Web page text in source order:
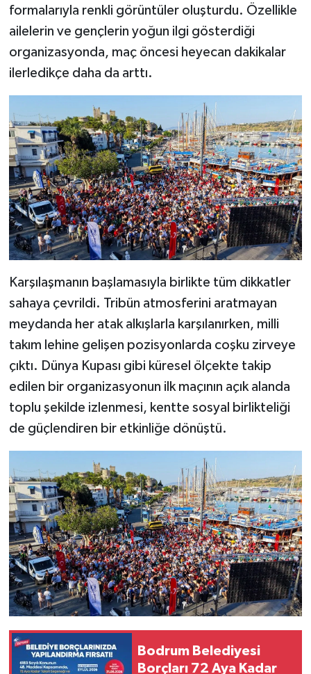
formalarıyla renkli görüntüler oluşturdu. Özellikle
ailelerin ve gençlerin yoğun ilgi gösterdiği
organizasyonda, maç öncesi heyecan dakikalar
ilerledikçe daha da arttı.
Karşılaşmanın başlamasıyla birlikte tüm dikkatler
sahaya çevrildi. Tribün atmosferini aratmayan
meydanda her atak alkışlarla karşılanırken, milli
takım lehine gelişen pozisyonlarda coşku zirveye
çıktı. Dünya Kupası gibi küresel ölçekte takip
edilen bir organizasyonun ilk maçının açık alanda
toplu şekilde izlenmesi, kentte sosyal birlikteliği
de güçlendiren bir etkinliğe dönüştü.
Bodrum Belediyesi
Borçları 72 Aya Kadar